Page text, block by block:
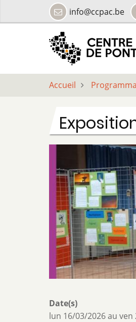
info@ccpac.be
Accueil
Date(s)
lun 16/03/2026au ven